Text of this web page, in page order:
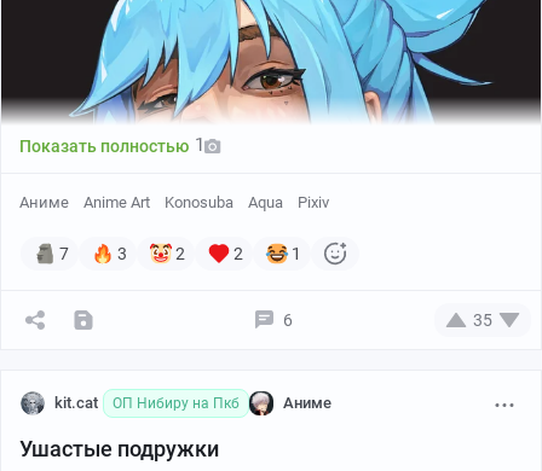
Показать полностью 1
Аниме Anime Art Konosuba Aqua Pixiv
7 3 2 2 1
6 35
kit.cat ОП Нибиру на Пкб Аниме
Ушастые подружки